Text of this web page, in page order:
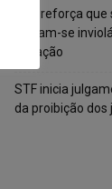
TSE reforça
tornam-se
lacração
STF inicia
da proibição dos